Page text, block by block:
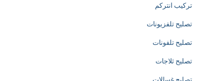
d
c
a
تركيب انتركم
تصليح تلفزيونات
تصليح تلفونات
تصليح ثلاجات